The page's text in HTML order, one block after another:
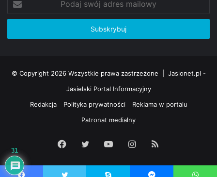
swój
adres
© Copyright 2026 Wszystkie prawa zastrzeżone | Jaslonet.pl -
Jasielski Portal Informacyjny
Redakcja
Polityka prywatności
Reklama w portalu
Patronat medialny
Facebook
Twitter YouTubeInstagram
31